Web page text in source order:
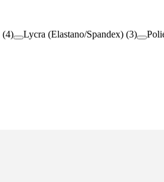
(4) Lycra (Elastano/Spandex) (3)